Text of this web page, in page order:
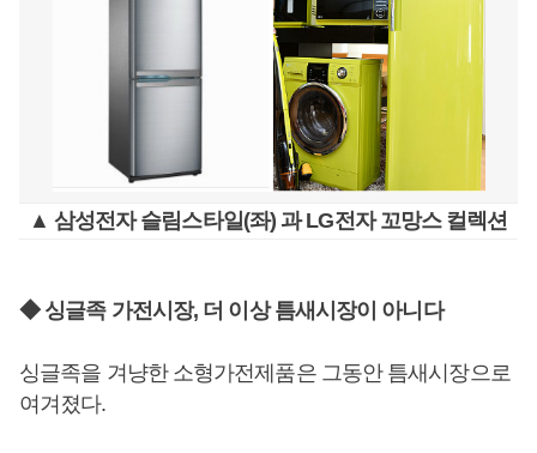
▲ 삼성전자 슬림스타일(좌) 과 LG전자 꼬망스 컬렉션
◆ 싱글족 가전시장, 더 이상 틈새시장이 아니다
싱글족을 겨냥한 소형가전제품은 그동안 틈새시장으로
여겨졌다.